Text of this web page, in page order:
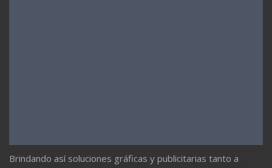
Brindando así soluciones gráficas y publicitarias tanto a